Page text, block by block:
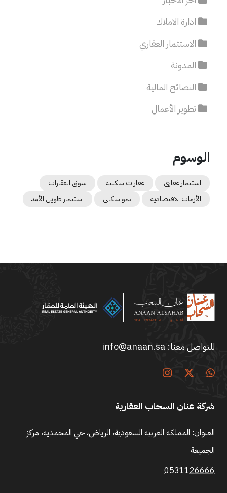
ادارة الاملاك
الاستثمار العقاري
المدونة
النصائح المالية
تطوير الأعمال
الوسوم
استثمار عقاري عقارات سكنية
سوق العقارات
الأزمات الاقتصادية
نمو سكاني استثمار طويل الأمد
للتواصل معنا: info@anaan.sa
شركة عنان السحاب العقارية
العنوان: المملكة العربية السعودية، الرياض، حي المحمدية، مركز
الجميعة
0531126666